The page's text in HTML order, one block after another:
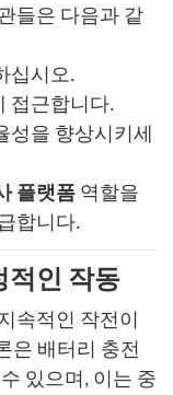
들은 다음과 같
십시오.
접근합니다.
성을 향상시키세
플랫폼 역할을
합니다.
적인 작동
속적인 작전이
은 배터리 충전
있으며, 이는 중